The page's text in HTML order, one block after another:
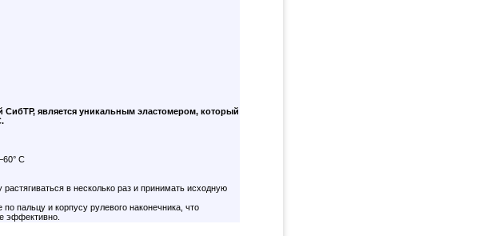
является уникальным эластомером, который
С
в несколько раз и принимать исходную
пальцу и корпусу рулевого наконечника, что
эффективно.